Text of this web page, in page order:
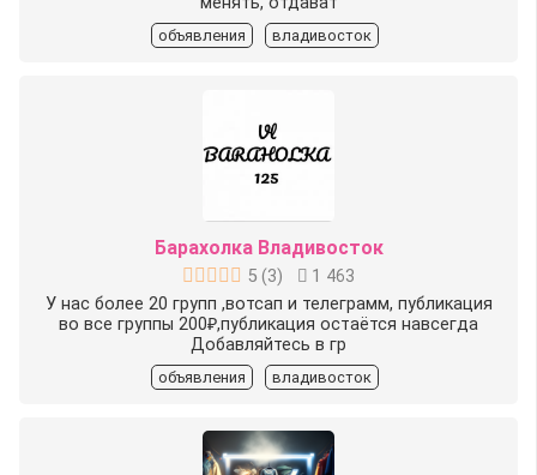
объявления владивосток
Барахолка Владивосток
5 (3)
1 463
У нас более 20 групп ,вотсап и телеграмм, публикация
во все группы 200₽,публикация остаётся навсегда
Добавляйтесь в гр
объявления владивосток